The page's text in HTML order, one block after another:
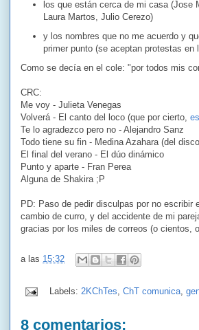
los que están cerca de mi casa (Jose
Laura Martos, Julio Cerezo)
y los nombres que no me acuerdo y
primer punto (se aceptan protestas en
Como se decía en el cole: "por todos mis
CRC:
Me voy - Julieta Venegas
Volverá - El canto del loco (que por cierto,
Te lo agradezco pero no - Alejandro Sanz
Todo tiene su fin - Medina Azahara (del
El final del verano - El dúo dinámico
Punto y aparte - Fran Perea
Alguna de Shakira ;P
PD: Paso de pedir disculpas por no escribir
cambio de curro, y del accidente de mi
gracias por los miles de correos (o cientos,
a las 15:32
Labels: 2KChTes ChT comunica,
8 comentarios: